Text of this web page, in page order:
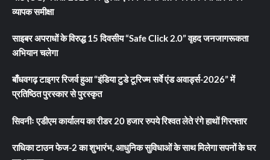
व्यापक समीक्षा
साइबर अपराधों के विरुद्ध 15 दिवसीय “Safe Click 2.0” वृहद जनजागरूकता
अभियान चलेगा
बाँधवगढ़ टाइगर रिजर्व हुआ “इंडिया टुडे टूरिज्म सर्वे एंड अवार्ड्स-2026” में
प्रतिष्ठित पुरस्कार से पुरस्कृत
सिवनीः एडीएम कार्यालय का रीडर 20 हजार रुपये रिश्वत लेते रंगे हाथों गिरफ्तार
राधिका टाउन फेज-2 का शुभारंभ, आधुनिक सुविधाओं के साथ मिलेगा सपनों के घर